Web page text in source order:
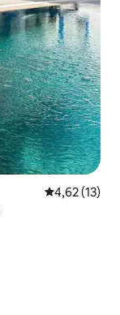
Évaluation
4,62 (13)